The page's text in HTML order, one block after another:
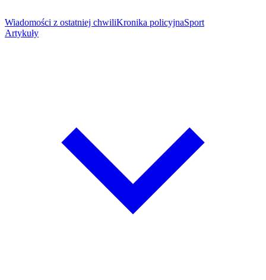
Wiadomości z ostatniej chwiliKronika policyjnaSport
Artykuły